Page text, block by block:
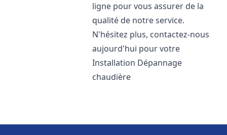
ligne pour vous assurer de la
qualité de notre service.
N'hésitez plus, contactez-nous
aujourd'hui pour votre
Installation Dépannage
chaudière